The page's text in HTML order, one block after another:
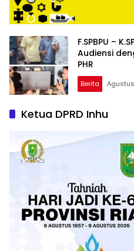
F.SPBPU –
Audiensi
PHR
Berita
Ketua DPRD Inhu